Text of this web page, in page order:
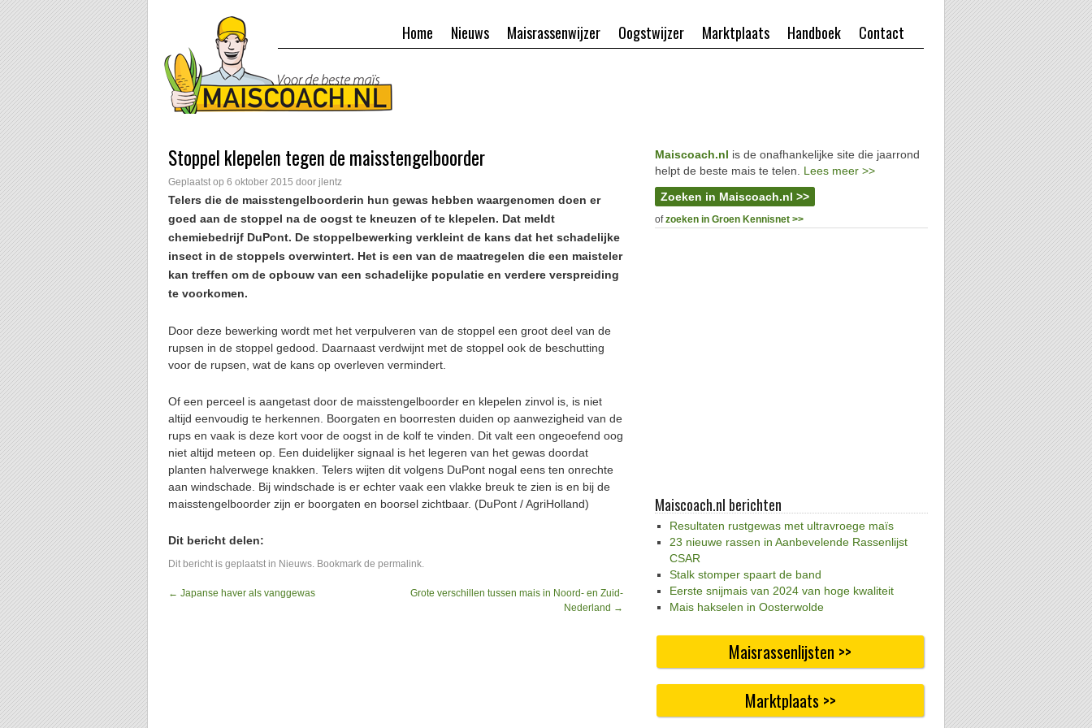
Contact
Handboek
Marktplaats
Oogstwijzer
Maisrassenwijzer
Nieuws
Home
Stoppel klepelen tegen de maisstengelboorder
Geplaatst op 6 oktober 2015 door jlentz
Telers die de maisstengelboorderin hun gewas hebben waargenomen doen er
goed aan de stoppel na de oogst te kneuzen of te klepelen. Dat meldt
chemiebedrijf DuPont. De stoppelbewerking verkleint de kans dat het schadelijke
insect in de stoppels overwintert. Het is een van de maatregelen die een maisteler
kan treffen om de opbouw van een schadelijke populatie en verdere verspreiding
te voorkomen.
Door deze bewerking wordt met het verpulveren van de stoppel een groot deel van de
rupsen in de stoppel gedood. Daarnaast verdwijnt met de stoppel ook de beschutting
voor de rupsen, wat de kans op overleven vermindert.
Of een perceel is aangetast door de maisstengelboorder en klepelen zinvol is, is niet
altijd eenvoudig te herkennen. Boorgaten en boorresten duiden op aanwezigheid van de
rups en vaak is deze kort voor de oogst in de kolf te vinden. Dit valt een ongeoefend oog
niet altijd meteen op. Een duidelijker signaal is het legeren van het gewas doordat
planten halverwege knakken. Telers wijten dit volgens DuPont nogal eens ten onrechte
aan windschade. Bij windschade is er echter vaak een vlakke breuk te zien is en bij de
maisstengelboorder zijn er boorgaten en boorsel zichtbaar. (DuPont / AgriHolland)
Dit bericht delen:
Dit bericht is geplaatst in Nieuws. Bookmark de permalink.
← Japanse haver als vanggewas
Grote verschillen tussen mais in Noord- en Zuid-
Nederland →
Maiscoach.nl is de onafhankelijke site die jaarrond
helpt de beste mais te telen. Lees meer >>
Zoeken in Maiscoach.nl >>
ofzoeken in Groen Kennisnet >>
Maiscoach.nl berichten
Resultaten rustgewas met ultravroege maïs
23 nieuwe rassen in Aanbevelende Rassenlijst
CSAR
Stalk stomper spaart de band
Eerste snijmais van 2024 van hoge kwaliteit
Mais hakselen in Oosterwolde
Maisrassenlijsten >>
Marktplaats >>